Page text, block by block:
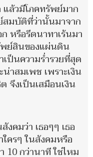
ล้วมีโภคทรัพย์มาก
มบัติที่ว่านั้นมาจาก
หรือรีดนาทาเร้นมา
ย์สินของแผ่นดิน
ป็นความร่ำรวยที่สุด
าสมเพช เพราะเงิน
จึงเป็นเสมือนเงิน
คมว่า เธอๆๆ เธอ
ครๆ ในสังคมหรือ
10 กว่านาที ใช่ไหม